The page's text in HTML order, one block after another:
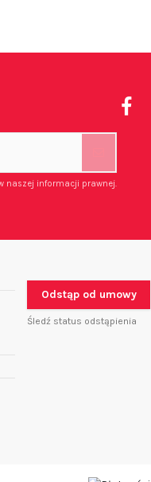
naszej informacji prawnej.
Odstąp od umowy
Śledź status odstąpienia